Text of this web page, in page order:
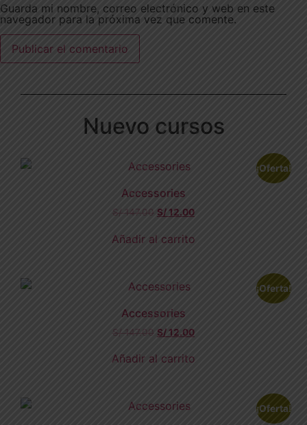
Guarda mi nombre, correo electrónico y web en este
navegador para la próxima vez que comente.
Nuevo cursos
¡Oferta!
Accessories
S/147.00 S/12.00
Añadir al carrito
¡Oferta!
Accessories
S/147.00 S/12.00
Añadir al carrito
¡Oferta!